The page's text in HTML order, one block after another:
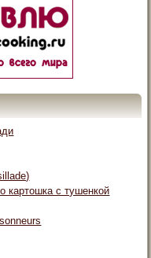
картошка с тушенкой